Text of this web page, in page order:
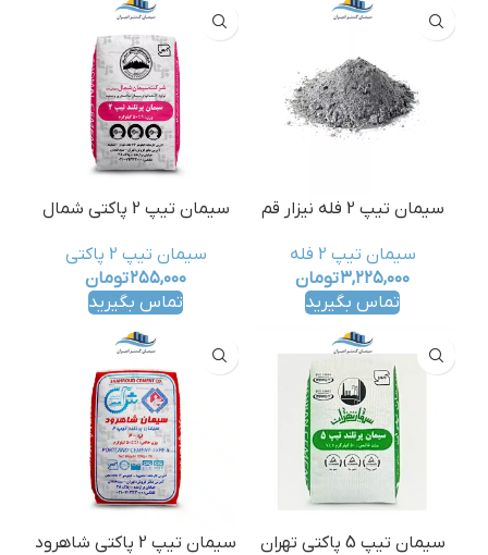
سیمان تیپ 2 فله نیزار قم
سیمان تیپ 2 فله
۳,۲۲۵,۰۰۰تومان
تماس بگیرید
سیمان تیپ 2 پاکتی شمال
سیمان تیپ 2 پاکتی
۲۵۵,۰۰۰تومان
تماس بگیرید
سیمان تیپ 5 پاکتی تهران سیمان تیپ 2 پاکتی شاهرود